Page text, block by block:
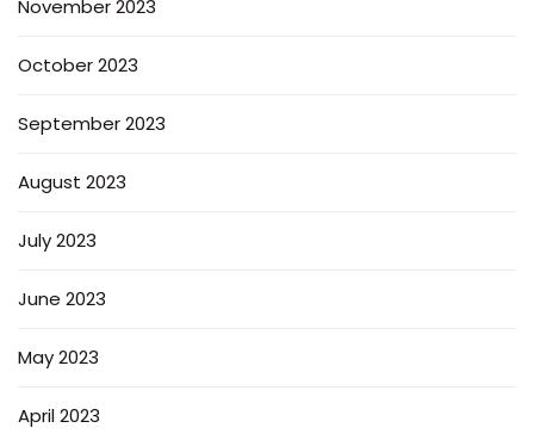
November 2023
October 2023
September 2023
August 2023
July 2023
June 2023
May 2023
April 2023